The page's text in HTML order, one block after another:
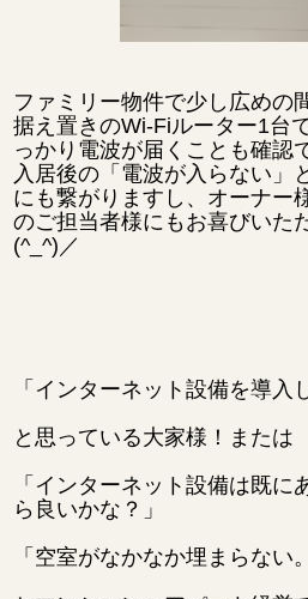
ファミリー物件で少し広めの
据え置きのWi-Fiルーター1台
っかり電波が届くことも確認
入居後の「電波が入らない」
にも繋がりますし、オーナー
のご担当者様にもお喜びいた
(^_^)／
「インターネット設備を導入
と思っている大家様！または
「インターネット設備は既に
ら良いかな？」
「空室がなかなか埋まらない